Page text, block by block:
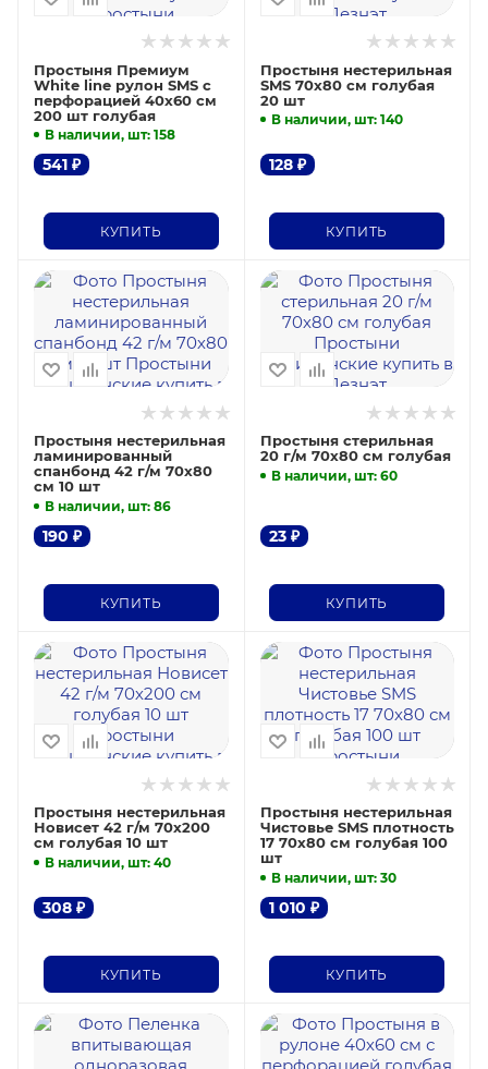
Простыня Премиум
White line рулон SMS с
перфорацией 40х60 см
200 шт голубая
В наличии, шт: 158
541 ₽
КУПИТЬ
Простыня нестерильная
SMS 70х80 см голубая
20 шт
В наличии, шт: 140
128₽
КУПИТЬ
Простыня нестерильная
ламинированный
спанбонд 42 г/м 70х80
см 10 шт
В наличии, шт: 86
190 ₽
КУПИТЬ
Простыня стерильная
20 г/м 70х80 см голубая
В наличии, шт: 60
23₽
КУПИТЬ
Простыня нестерильная
Новисет 42 г/м 70х200
см голубая 10 шт
В наличии, шт: 40
308 ₽
КУПИТЬ
Простыня нестерильная
Чистовье SMS плотность
17 70х80 см голубая 100
шт
В наличии, шт: 30
1 010 ₽
КУПИТЬ